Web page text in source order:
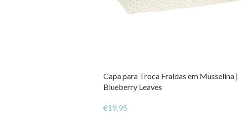
Capa para Troca Fraldas em Musselina |
Blueberry Leaves
€19,95